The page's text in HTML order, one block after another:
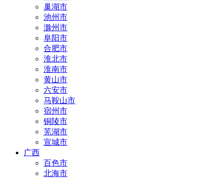
巢湖市
池州市
滁州市
阜阳市
合肥市
淮北市
淮南市
黄山市
六安市
马鞍山市
宿州市
铜陵市
芜湖市
宣城市
广西
百色市
北海市